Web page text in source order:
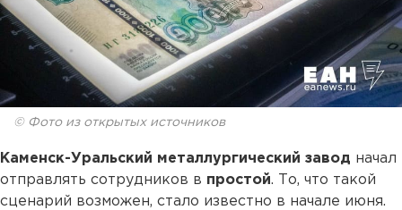
© Фото из открытых источников
Каменск-Уральский металлургический завод начал
отправлять сотрудников в простой. То, что такой
сценарий возможен, стало известно в начале июня.